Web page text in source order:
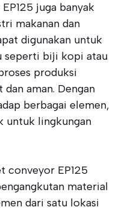
juga banyak
makanan dan
digunakan untuk
seperti biji kopi atau
produksi
aman. Dengan
berbagai elemen,
untuk lingkungan
conveyor EP125
material
dari satu lokasi